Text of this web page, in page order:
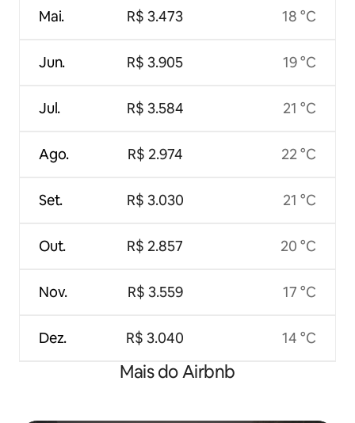
Mai.
Jun.
Jul.
Ago.
Set.
Out.
Nov.
Dez.
R$ 3.473
R$ 3.905
R$ 3.584
R$ 2.974
R$ 3.030
R$ 2.857
R$ 3.559
R$ 3.040
18 °C
19 °C
21 °C
22 °C
21 °C
20 °C
17 °C
14 °C
Mais do Airbnb